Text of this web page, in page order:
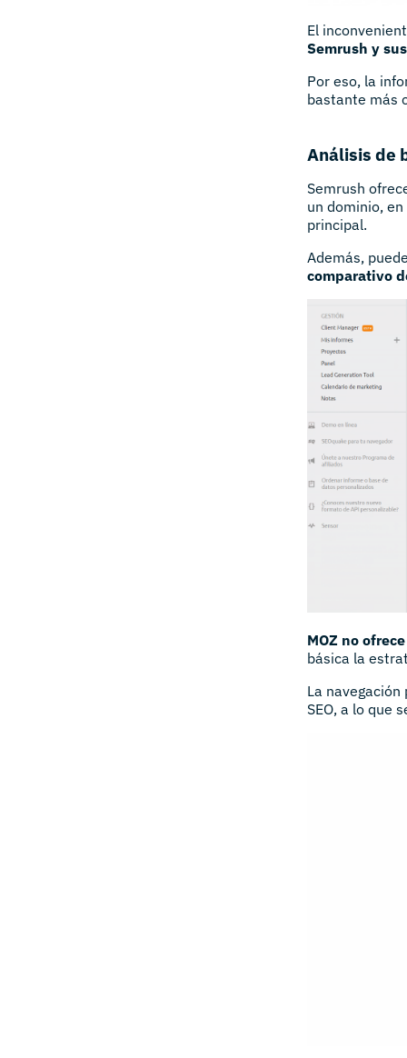
El
Semrush y
Por eso, la
bastante más
Análisis de
Semrush
un dominio,
principal.
Además,
comparativo
MOZ no
básica la
La
SEO, a lo que